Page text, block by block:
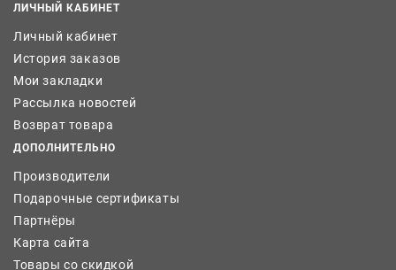
ЛИЧНЫЙ КАБИНЕТ
Личный кабинет
История заказов
Мои закладки
Рассылка новостей
Возврат товара
ДОПОЛНИТЕЛЬНО
Производители
Подарочные сертификаты
Партнёры
Карта сайта
Товары со скидкой